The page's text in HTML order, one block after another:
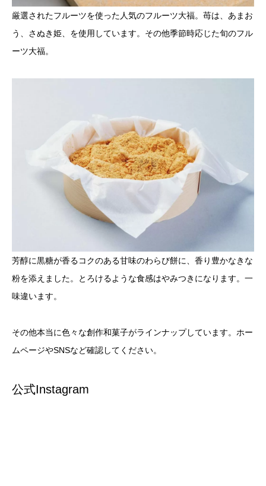
厳選されたフルーツを使った人気のフルーツ大福。苺は、あまお
う、さぬき姫、を使用しています。その他季節時応じた旬のフル
ーツ大福。
芳醇に黒糖が香るコクのある甘味のわらび餅に、香り豊かなきな
粉を添えました。とろけるような食感はやみつきになります。一
味違います。
その他本当に色々な創作和菓子がラインナップしています。ホー
ムページやSNSなど確認してください。
公式Instagram